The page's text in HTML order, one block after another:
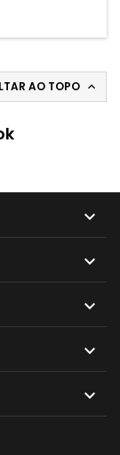
AO TOPO 




